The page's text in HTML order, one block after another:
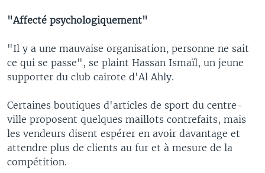
"Affecté psychologiquement"
"Il y a une mauvaise organisation, personne ne sait
ce qui se passe", se plaint Hassan Ismaïl, un jeune
supporter du club cairote d'Al Ahly.
Certaines boutiques d'articles de sport du centre-
ville proposent quelques maillots contrefaits, mais
les vendeurs disent espérer en avoir davantage et
attendre plus de clients au fur et à mesure de la
compétition.